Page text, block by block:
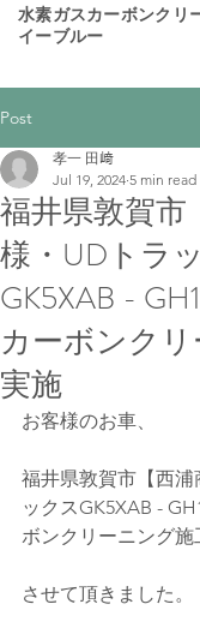
水素ガスカーボンクリ
イーブルー
Post
福井県敦賀市
様・UDトラ
GK5XAB -
カーボンク
実施
孝一 田﨑
Jul 19, 2024 5 min read
お客様のお車、
福井県敦賀市【西
ックスGK5XAB -
ボンクリーニング施
させて頂きました。